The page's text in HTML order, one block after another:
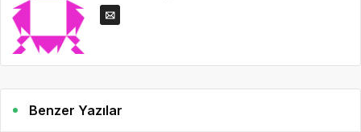
Benzer Yazılar